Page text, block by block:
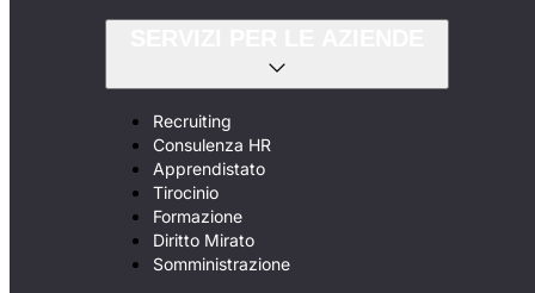
Recruiting
Consulenza HR
Apprendistato
Tirocinio
Formazione
Diritto Mirato
Somministrazione